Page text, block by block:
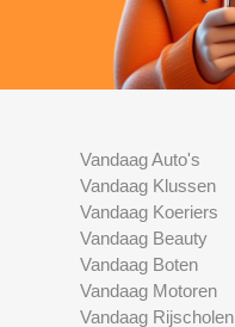
Vandaag Auto's
Vandaag Klussen
Vandaag Koeriers
Vandaag Beauty
Vandaag Boten
Vandaag Motoren
Vandaag Rijscholen